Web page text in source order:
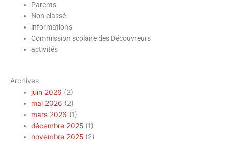
Parents
Non classé
informations
Commission scolaire des Découvreurs
activités
Archives
juin 2026 (2)
mai 2026 (2)
mars 2026 (1)
décembre 2025 (1)
novembre 2025 (2)